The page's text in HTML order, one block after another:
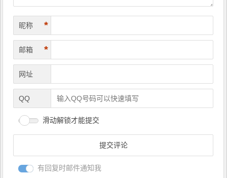
昵称 *
邮箱 *
网址
QQ
滑动解锁才能提交
有回复时邮件通知我